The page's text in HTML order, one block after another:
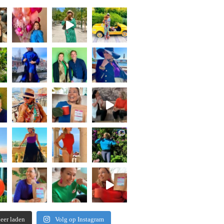
laden Volg op Instagram